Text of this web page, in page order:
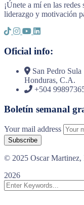
¡Únete a mí en las
liderazgo y motivación
Oficial info:
San Pedro Sula
Honduras, C.A.
+504
Boletín semanal
Your mail address
© 2025 Oscar Martinez,
2026